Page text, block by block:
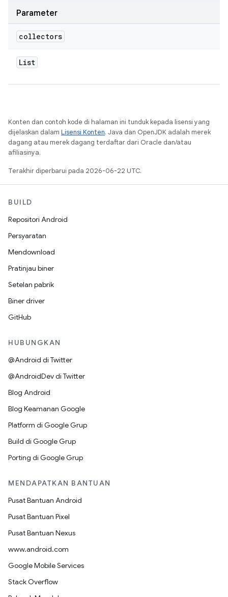
Parameter
collectors
List
Konten dan contoh kode di halaman ini tunduk kepada lisensi yang
dijelaskan dalam Lisensi Konten. Java dan OpenJDK adalah merek
dagang atau merek dagang terdaftar dari Oracle dan/atau
afiliasinya.
Terakhir diperbarui pada 2026-06-22 UTC.
BUILD
Repositori Android
Persyaratan
Mendownload
Pratinjau biner
Setelan pabrik
Biner driver
GitHub
HUBUNGKAN
@Android di Twitter
@AndroidDev di Twitter
Blog Android
Blog Keamanan Google
Platform di Google Grup
Build di Google Grup
Porting di Google Grup
MENDAPATKAN BANTUAN
Pusat Bantuan Android
Pusat Bantuan Pixel
Pusat Bantuan Nexus
www.android.com
Google Mobile Services
Stack Overflow